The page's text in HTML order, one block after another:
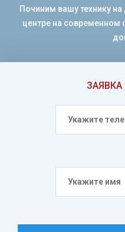
Починим вашу технику
центре на современном